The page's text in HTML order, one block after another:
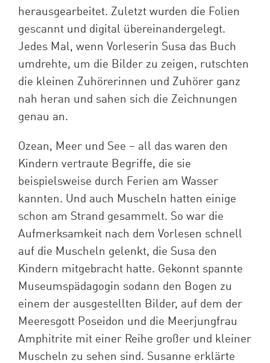
herausgearbeitet. Zuletzt wurden die Folien
gescannt und digital übereinandergelegt.
Jedes Mal, wenn Vorleserin Susa das Buch
umdrehte, um die Bilder zu zeigen, rutschten
die kleinen Zuhörerinnen und Zuhörer ganz
nah heran und sahen sich die Zeichnungen
genau an.
Ozean, Meer und See – all das waren den
Kindern vertraute Begriffe, die sie
beispielsweise durch Ferien am Wasser
kannten. Und auch Muscheln hatten einige
schon am Strand gesammelt. So war die
Aufmerksamkeit nach dem Vorlesen schnell
auf die Muscheln gelenkt, die Susa den
Kindern mitgebracht hatte. Gekonnt spannte
Museumspädagogin sodann den Bogen zu
einem der ausgestellten Bilder, auf dem der
Meeresgott Poseidon und die Meerjungfrau
Amphitrite mit einer Reihe großer und kleiner
Muscheln zu sehen sind. Susanne erklärte